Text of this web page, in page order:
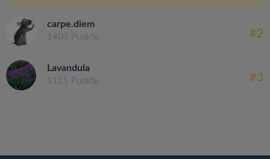
carpe.diem
1403 Punkte #2
Lavandula
1125 Punkte #3